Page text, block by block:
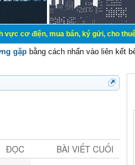
mua bán, ký gửi, cho thuê
gặp bằng cách nhấn vào liên kết
ĐỌC BÀI VIẾT CUỐI